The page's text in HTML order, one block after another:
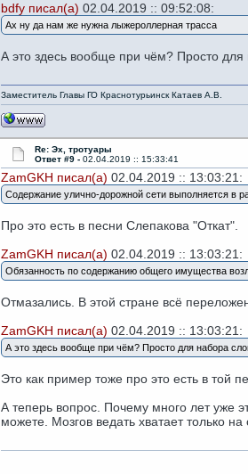
bdfy писал(а) 02.04.2019 :: 09:52:08:
Ах ну да нам же нужна лыжероллерная трасса
А это здесь вообще при чём? Просто для
Заместитель Главы ГО Краснотурьинск Катаев А.В.
Re: Эх, тротуары
Ответ #9 - 02.04.2019 :: 15:33:41
ZamGKH писал(а) 02.04.2019 :: 13:03:21:
Содержание улично-дорожной сети выполняется в
Про это есть в песни Слепакова "Откат".
ZamGKH писал(а) 02.04.2019 :: 13:03:21:
Обязанность по содержанию общего имущества
Отмазались. В этой стране всё
ZamGKH писал(а) 02.04.2019 :: 13:03:21:
А это здесь вообще при чём? Просто для набора
Это как пример тоже про это есть в той
А теперь вопрос. Почему много лет уже
можете. Мозгов ведать хватает только